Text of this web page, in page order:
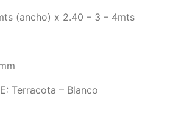
(ancho) x 2.40 – 3 – 4mts
Terracota – Blanco